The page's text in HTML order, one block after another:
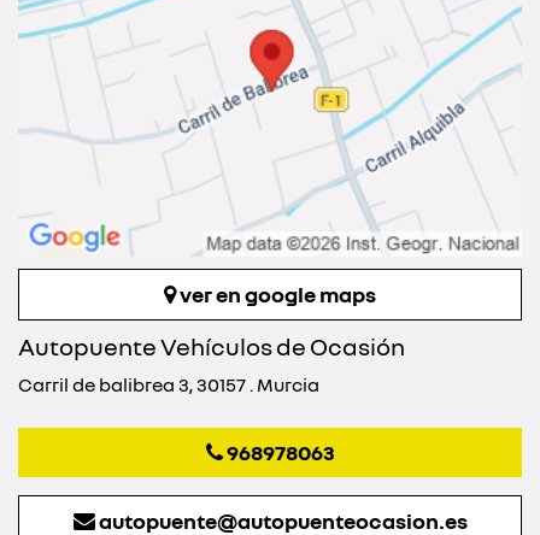
ver en google maps
Autopuente Vehículos de Ocasión
Carril de balibrea 3, 30157 . Murcia
968978063
autopuente@autopuenteocasion.es